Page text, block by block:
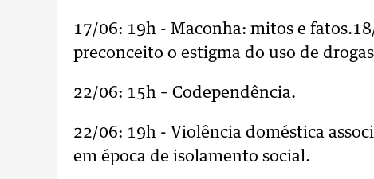
17/06: 19h - Maconha: mitos e
preconceito o estigma do uso de
22/06: 15h – Codependência.
22/06: 19h - Violência doméstica
em época de isolamento social.